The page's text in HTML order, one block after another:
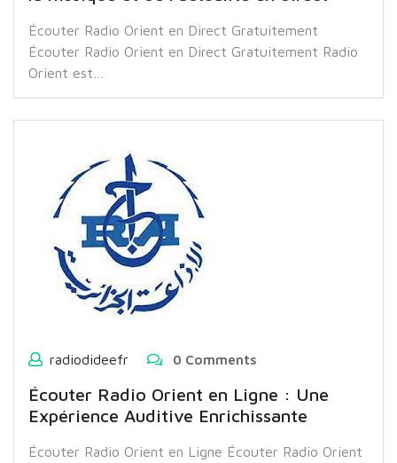
Écouter Radio Orient en Direct Gratuitement
Écouter Radio Orient en Direct Gratuitement Radio
Orient est…
radiodideefr 0 Comments
Écouter Radio Orient en Ligne : Une
Expérience Auditive Enrichissante
Écouter Radio Orient en Ligne Écouter Radio Orient